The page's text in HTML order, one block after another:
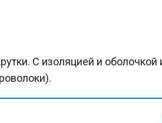
С изоляцией и оболочкой